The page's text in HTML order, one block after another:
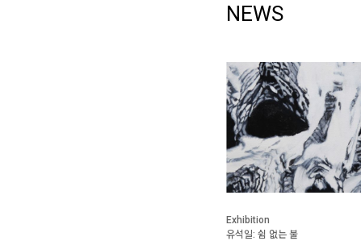
NEWS
Exhibition
유석일: 쉼 없는 불